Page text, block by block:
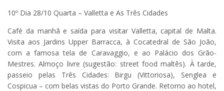
10º Dia 28/10 Quarta – Valletta e As Três Cidades
Café da manhã e saída para visitar Valletta, capital de Malta.
Visita aos Jardins Upper Barracca, à Cocatedral de São João,
com a famosa tela de Caravaggio, e ao Palácio dos Grão-
Mestres. Almoço livre (sugestão: street food maltês). À tarde,
passeio pelas Três Cidades: Birgu (Vittoriosa), Senglea e
Cospicua – com belas vistas do Porto Grande. Retorno ao hotel,